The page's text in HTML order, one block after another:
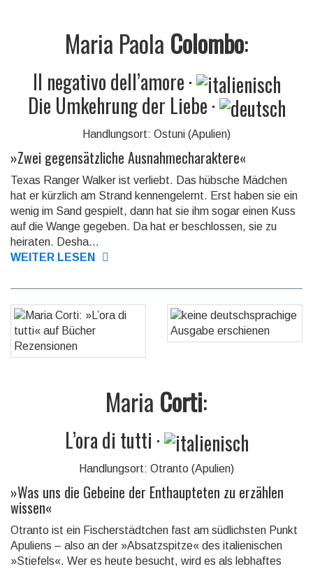
Maria Paola Colombo:
Il negativo dell’amore·
Die Umkehrung der Liebe·
Handlungsort: Ostuni (Apulien)
»Zwei gegensätzliche Ausnahmecharaktere«
Texas Ranger Walker ist verliebt. Das hübsche Mädchen
hat er kürzlich am Strand kennengelernt. Erst haben sie ein
wenig im Sand gespielt, dann hat sie ihm sogar einen Kuss
auf die Wange gegeben. Da hat er beschlossen, sie zu
heiraten. Desha...
WEITER LESEN
Maria Corti:
L’ora di tutti ·
Handlungsort: Otranto (Apulien)
»Was uns die Gebeine der Enthaupteten zu erzählen
wissen«
Otranto ist ein Fischerstädtchen fast am südlichsten Punkt
Apuliens – also an der »Absatzspitze« des italienischen
»Stiefels«. Wer es heute besucht, wird es als lebhaftes